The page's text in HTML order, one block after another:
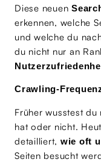
Diese neuen
erkennen, welche
und welche du
du nicht nur an
Crawling-
Früher wusstest
hat oder nicht.
detailliert, wie oft
Seiten besucht